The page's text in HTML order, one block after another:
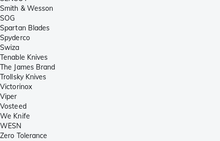
Smith & Wesson
SOG
Spartan Blades
Spyderco
Swiza
Tenable Knives
The James Brand
Trollsky Knives
Victorinox
Viper
Vosteed
We Knife
WESN
Zero Tolerance